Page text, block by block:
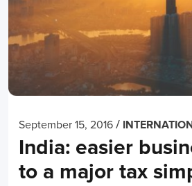
September 15, 2016 /
India: easier
to a major tax